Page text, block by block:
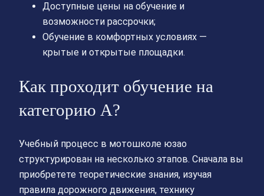
Доступные цены на обучение и
возможности рассрочки;
Обучение в комфортных условиях —
крытые и открытые площадки.
Как проходит обучение на
категорию А?
Учебный процесс в мотошколе юзао
структурирован на несколько этапов. Сначала вы
приобретете теоретические знания, изучая
правила дорожного движения, технику